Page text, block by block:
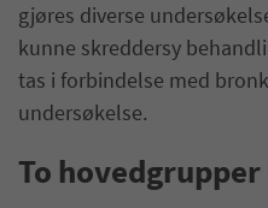
gjøres diverse
kunne skreddersy
tas i forbindelse med
undersøkelse.
To